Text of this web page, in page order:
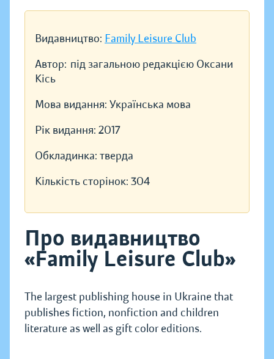
Видавництво: Family Leisure Club
Автор: під загальною редакцією Оксани
Кісь
Мова видання: Українська мова
Рік видання: 2017
Обкладинка: тверда
Кількість сторінок: 304
Про видавництво
«Family Leisure Club»
The largest publishing house in Ukraine that
publishes fiction, nonfiction and children
literature as well as gift color editions.